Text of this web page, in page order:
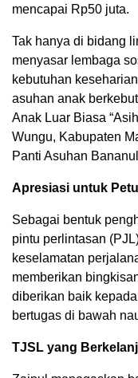
mencapai Rp50 juta.
Tak hanya di bidang
menyasar lembaga
kebutuhan
asuhan anak
Anak Luar Biasa
Wungu, Kabupaten
Panti Asuhan
Apresiasi untuk
Sebagai bentuk
pintu perlintasan
keselamatan
memberikan
diberikan baik
bertugas di bawah
TJSL yang